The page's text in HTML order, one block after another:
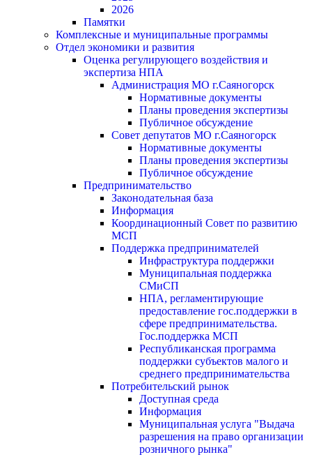
2026
Памятки
Комплексные и муниципальные программы
Отдел экономики и развития
Оценка регулирующего воздействия и
экспертиза НПА
Администрация МО г.Саяногорск
Нормативные документы
Планы проведения экспертизы
Публичное обсуждение
Совет депутатов МО г.Саяногорск
Нормативные документы
Планы проведения экспертизы
Публичное обсуждение
Предпринимательство
Законодательная база
Информация
Координационный Совет по развитию
МСП
Поддержка предпринимателей
Инфраструктура поддержки
Муниципальная поддержка
СМиСП
НПА, регламентирующие
предоставление гос.поддержки в
сфере предпринимательства.
Гос.поддержка МСП
Республиканская программа
поддержки субъектов малого и
среднего предпринимательства
Потребительский рынок
Доступная среда
Информация
Муниципальная услуга "Выдача
разрешения на право организации
розничного рынка"